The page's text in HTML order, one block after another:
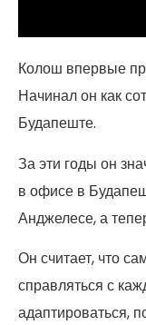
Колош впервые
Начинал он как
Будапеште.
За эти годы он
в офисе в
Анджелесе, а
Он считает, что
справляться с
адаптироваться,